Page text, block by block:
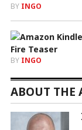
BY INGO
BY INGO
ABOUT THE